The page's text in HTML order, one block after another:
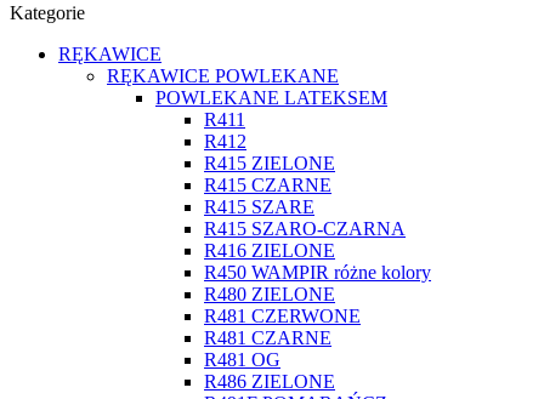
Kategorie
RĘKAWICE
RĘKAWICE POWLEKANE
POWLEKANE LATEKSEM
R411
R412
R415 ZIELONE
R415 CZARNE
R415 SZARE
R415 SZARO-CZARNA
R416 ZIELONE
R450 WAMPIR różne kolory
R480 ZIELONE
R481 CZERWONE
R481 CZARNE
R481 OG
R486 ZIELONE